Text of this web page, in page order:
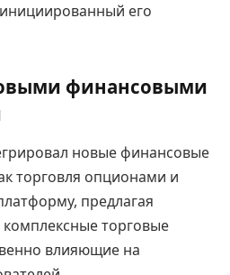
инициированный его
финансовыми
новые финансовые
торговля опционами и
предлагая
торговые
влияющие на